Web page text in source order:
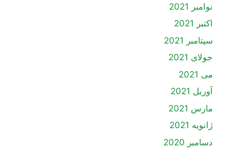
نوامبر 2021
اکتبر 2021
سپتامبر 2021
جولای 2021
می 2021
آوریل 2021
مارس 2021
ژانویه 2021
دسامبر 2020